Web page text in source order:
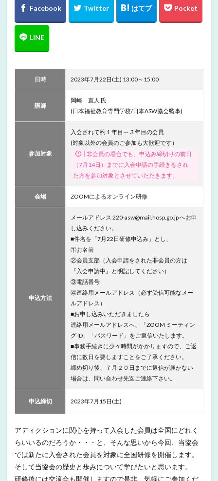
日時 2023年7月22日(土) 13:00～15:00
講師
岡崎 直人 氏
(日本福祉教育専門学校/日本ASW協会監事)
参加対象
入会されて約１年目～３年目の会員
(対象以外の会員のご参加も大歓迎です）
非会員の場合でも、申込み締切りの前日
（7月14日）までに入会申請の手続きをされ
た方を参加対象とさせていただきます。
会場 ZOOMによるオンライン研修
申込方法
メールアドレス 220-asw@mail.hosp.go.jp へお申
し込みください。
■件名を「7月22日研修申込み」とし、
①お名前
②会員支部（入会申請をされた非会員の方は
『入会申請中』と明記してください）
③電話番号
④連絡用メールアドレス（必ず受信可能なメー
ルアドレス）
■お申し込みいただきましたら
連絡用メールアドレスへ、「ZOOM ミーティン
グ ID」「パスワード」をご返信いたします。
■事務手続きに少々時間がかかりますので、ご返
信に数日を要しますことをご了承ください。
締め切り後、７月２０日までに返信が届かない
場合は、問い合わせ先迄ご連絡下さい。
申込締切 2023年7月15日(土)
アディクションに関心を持って入会した会員は全国にどれく
らいいるのだろうか・・・と、そんな思いから今回、当協会
では新たに入会された会員を対象に全国研修を開催します。
そして当協会の歴史と歩みについて学びたいと思います。
研修後には交流会も開催しますので是非、気軽にご参加くだ